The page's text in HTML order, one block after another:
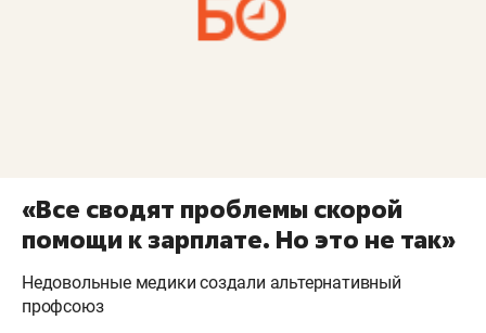
«Все сводят проблемы скорой
помощи к зарплате. Но это не так»
Недовольные медики создали альтернативный
профсоюз